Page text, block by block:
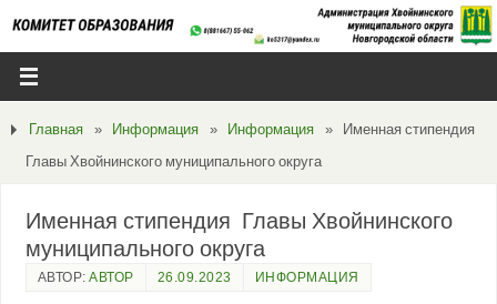
Главная » Информация » Информация »
Именная стипендия
Главы Хвойнинского муниципального округа
Именная стипендия Главы Хвойнинского
муниципального округа
АВТОР:АВТОР 26.09.2023 ИНФОРМАЦИЯ